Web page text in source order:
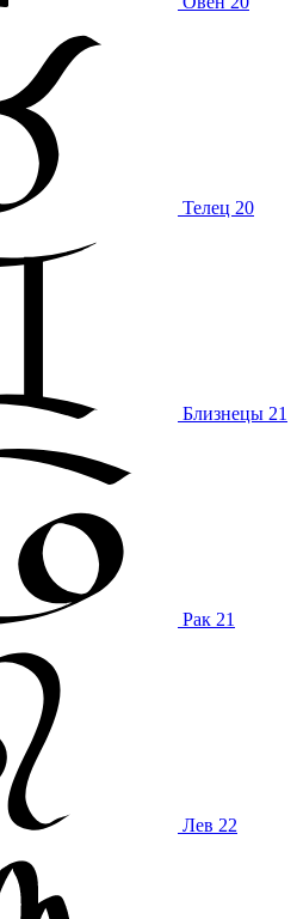
Телец 20
Близнецы 21
Рак 21
Лев 22